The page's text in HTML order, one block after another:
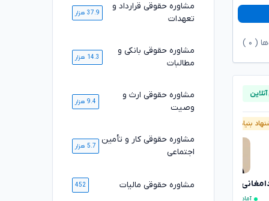
( ۰
بنیاد وکلا
ثانی
تایید شده
آماده مشاوره فوری
بهنام رفیعی ساران
مشاوره حقوقی قرارداد و
تعهدات
37.9 هزار
مشاوره حقوقی بانکی و
مطالبات
14.3 هزار
مشاوره حقوقی ارث و
وصیت
9.4 هزار
مشاوره حقوقی کار و تأمین
اجتماعی
5.7 هزار
مشاوره حقوقی مالیات 452